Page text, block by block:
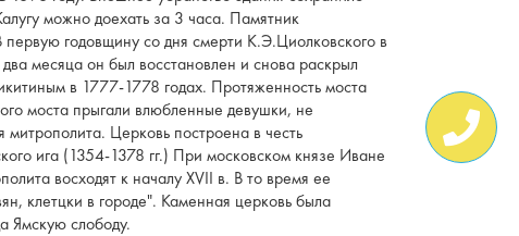
можно доехать за 3 часа. Памятник
годовщину со дня смерти К.Э.Циолковского в
месяца он был восстановлен и снова раскрыл
в 1777-1778 годах. Протяженность моста
моста прыгали влюбленные девушки, не
митрополита. Церковь построена в честь
ига (1354-1378 гг.) При московском князе Иване
восходят к началу XVII в. В то время ее
клетцки в городе". Каменная церковь была
Ямскую слободу.